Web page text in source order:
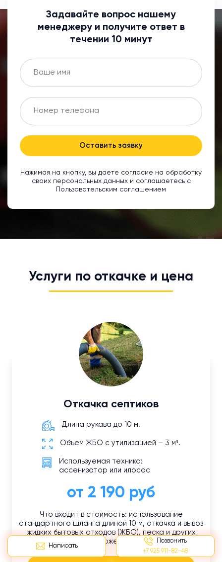
Написать
Позвонить
+7 925 911-82-48
Задавайте вопрос нашему
менеджеру и получите ответ в
течении 10 минут
Оставить заявку
Нажимая на кнопку, вы даете согласие на обработку
своих персональных данных и соглашаетесь с
Пользовательским соглашением
Услуги по откачке и цена
Откачка септиков
Длина рукава до 10 м.
Объем ЖБО с утилизацией – 3 м³.
Используемая техника:
ассенизатор или илосос
от 2 190 руб
Что входит в стоимость: использование
стандартного шланга длиной 10 м, откачка и вывоз
жидких бытовых отходов (ЖБО), песка и других
отложений.